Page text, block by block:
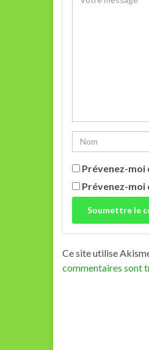
Prévenez-moi
Prévenez-moi
Ce site utilise
commentaires sont